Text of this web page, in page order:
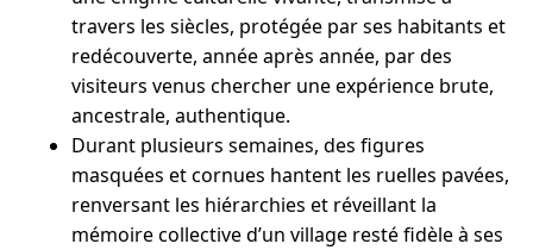
travers les siècles, protégée par ses habitants et
redécouverte, année après année, par des
visiteurs venus chercher une expérience brute,
ancestrale, authentique.
Durant plusieurs semaines, des figures
masquées et cornues hantent les ruelles pavées,
renversant les hiérarchies et réveillant la
mémoire collective d’un village resté fidèle à ses